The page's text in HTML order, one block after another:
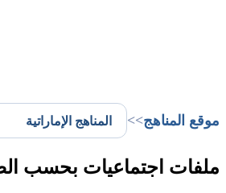
موقع المناهج>>
ملفات اجتماعيات بحسب